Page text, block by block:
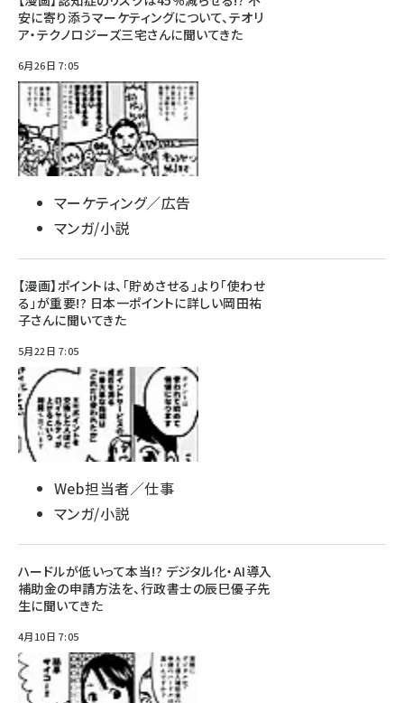
安に寄り添うマーケティングについて、テオリ
ア・テクノロジーズ三宅さんに聞いてきた
6月26日 7:05
マーケティング／広告
マンガ/小説
【漫画】ポイントは、「貯めさせる」より「使わせ
る」が重要!? 日本一ポイントに詳しい岡田祐
子さんに聞いてきた
5月22日 7:05
Web担当者／仕事
マンガ/小説
ハードルが低いって本当!? デジタル化・AI導入
補助金の申請方法を、行政書士の辰巳優子先
生に聞いてきた
4月10日 7:05